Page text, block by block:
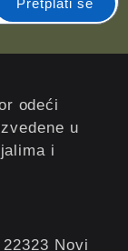
Pretplati se
odeći
u
i
Novi